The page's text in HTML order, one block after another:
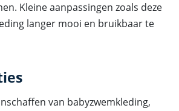
Kleine aanpassingen zoals deze
langer mooi en bruikbaar te
van babyzwemkleding,